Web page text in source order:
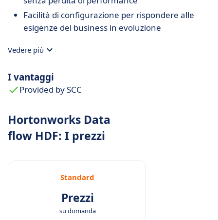
Facilità di configurazione per rispondere alle
esigenze del business in evoluzione
Vedere più
I vantaggi
Provided by SCC
Hortonworks Data
flow HDF: I prezzi
Standard
Prezzi
su domanda